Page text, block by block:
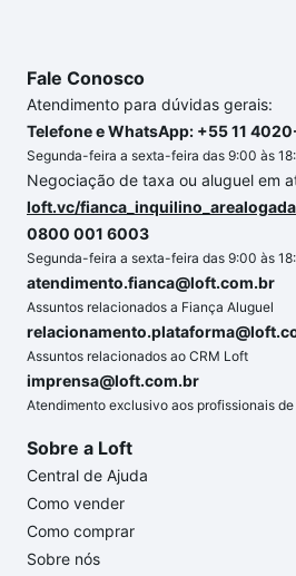
Fale Conosco
Atendimento para dúvidas gerais:
Telefone e WhatsApp: +55 11
Segunda-feira a sexta-feira das 9:00 às
Negociação de taxa ou aluguel em
loft.vc/fianca_inquilino_arealogada
0800 001 6003
Segunda-feira a sexta-feira das 9:00 às
atendimento.fianca@loft.com.br
Assuntos relacionados a Fiança Aluguel
Assuntos relacionados ao CRM Loft
imprensa@loft.com.br
Atendimento exclusivo aos profissionais de
Sobre a Loft
Central de Ajuda
Como vender
Como comprar
Sobre nós